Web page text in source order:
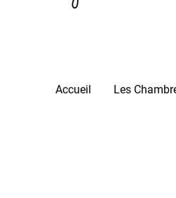
Accueil Les